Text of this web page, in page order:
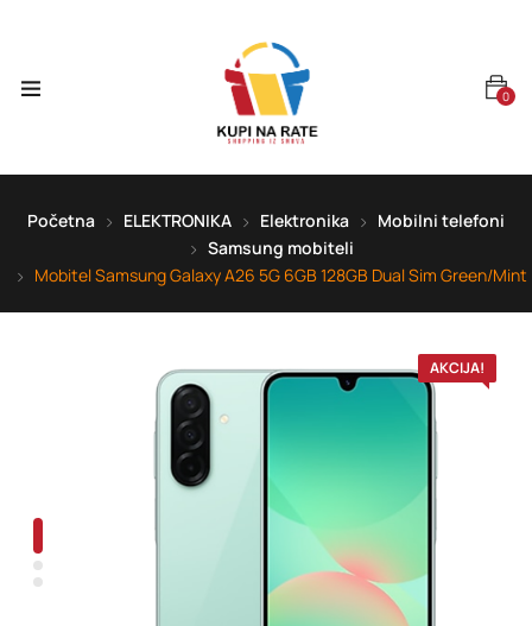
0
Početna ELEKTRONIKA Elektronika
Mobilni telefoni
Samsung mobiteli
Mobitel Samsung Galaxy A26 5G 6GB 128GB Dual Sim Green/Mint
AKCIJA!